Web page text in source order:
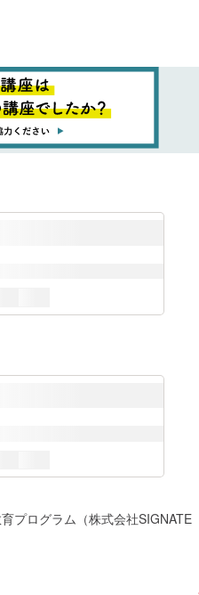
プログラム（株式会社SIGNATE
P）